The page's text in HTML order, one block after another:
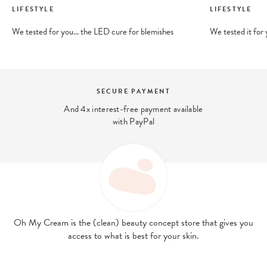
LIFESTYLE
We tested for you... the LED cure for blemishes
LIFESTYLE
We tested it for
SECURE PAYMENT
And 4x interest-free payment available
with PayPal
Oh My Cream is the (clean) beauty concept store that gives you
access to what is best for your skin.